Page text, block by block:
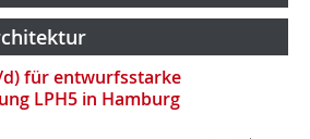
für entwurfsstarke
LPH5 in Hamburg